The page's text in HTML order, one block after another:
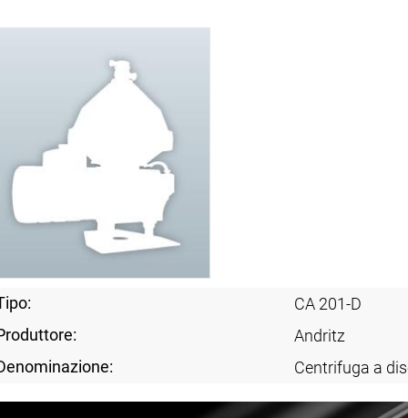
CA 201-D
Andritz
Centrifuga a